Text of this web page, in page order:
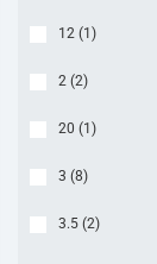
12 (1 )
2 (2)
20 (1 )
3 (8)
3.5 (2)